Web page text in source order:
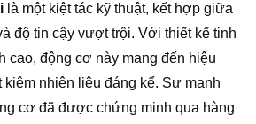
là một kiệt tác kỹ thuật, kết hợp giữa
độ tin cậy vượt trội. Với thiết kế tinh
cao, động cơ này mang đến hiệu
nhiên liệu đáng kể. Sự mạnh
cơ đã được chứng minh qua hàng